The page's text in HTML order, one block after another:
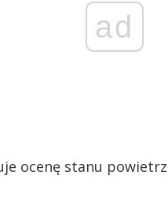
ad
ocenę stanu